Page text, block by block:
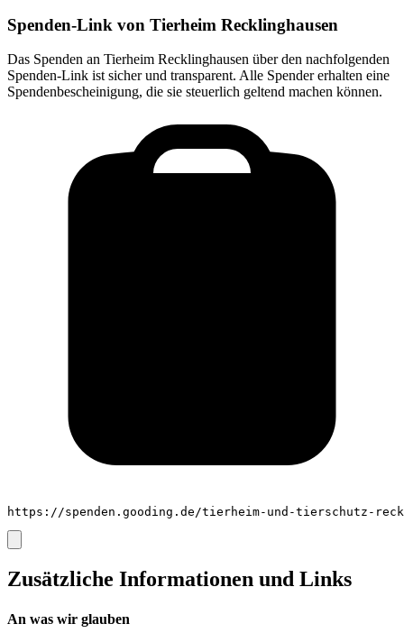
Spenden-Link von Tierheim Recklinghausen
Das Spenden an Tierheim Recklinghausen über den nachfolgenden
Spenden-Link ist sicher und transparent. Alle Spender erhalten eine
Spendenbescheinigung, die sie steuerlich geltend machen können.
https://spenden.gooding.de/tierheim-und-tierschutz-
Zusätzliche Informationen und Links
An was wir glauben